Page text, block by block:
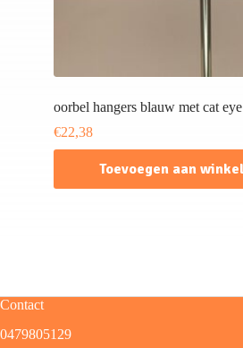
oorbel hangers blauw met cat eye
€22,38
Toevoegen aan
Contact
0479805129